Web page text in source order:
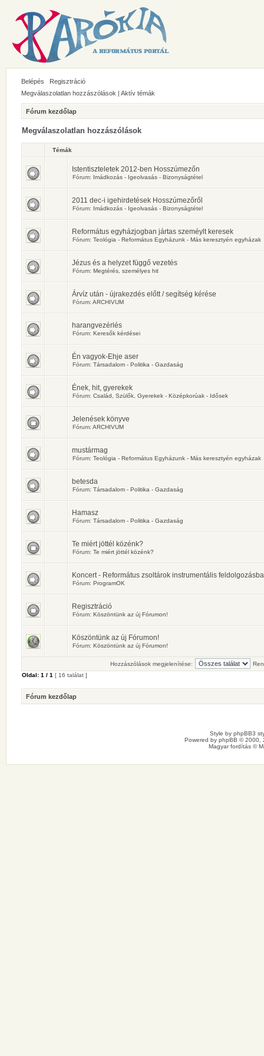
Belépés
Regisztráció
Megválaszolatlan hozzászólások | Aktív témák
Fórum kezdőlap
Megválaszolatlan hozzászólások
Témák
Istentiszteletek 2012-ben Hosszúmezőn
Fórum: Imádkozás - Igeolvasás - Bizonyságtétel
2011 dec-i igehirdetések Hosszúmezőről
Fórum: Imádkozás - Igeolvasás - Bizonyságtétel
Református egyházjogban jártas szeméylt keresek
Fórum: Teológia - Református Egyházunk - Más keresztyén egyházak
Jézus és a helyzet függő vezetés
Fórum: Megtérés, személyes hit
Árvíz után - újrakezdés előtt / segítség kérése
Fórum: ARCHIVUM
harangvezérlés
Fórum: Keresők kérdései
Én vagyok-Ehje aser
Fórum: Társadalom - Politika - Gazdaság
Ének, hit, gyerekek
Fórum: Család, Szülők, Gyerekek - Középkorúak - Idősek
Jelenések könyve
Fórum: ARCHIVUM
mustármag
Fórum: Teológia - Református Egyházunk - Más keresztyén egyházak
betesda
Fórum: Társadalom - Politika - Gazdaság
Hamasz
Fórum: Társadalom - Politika - Gazdaság
Te miért jöttél közénk?
Fórum: Te miért jöttél közénk?
Koncert - Református zsoltárok instrumentális
Fórum: ProgramOK
Regisztráció
Fórum: Köszöntünk az új Fórumon!
Köszöntünk az új Fórumon!
Fórum: Köszöntünk az új Fórumon!
Hozzászólások megjelenítése:
Oldal: 1 / 1 [ 16 találat ]
Fórum kezdőlap
Style by phpBB3
Powered by phpBB © 2000,
Magyar fordítás ©